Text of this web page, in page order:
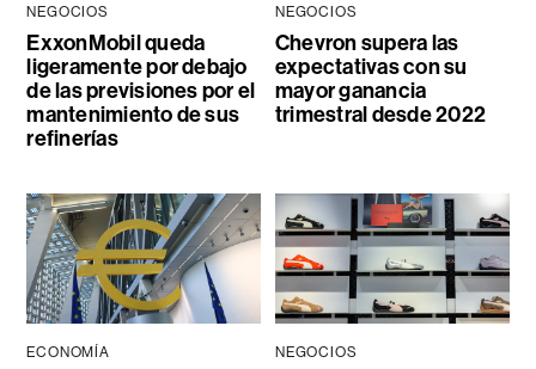
NEGOCIOS
ExxonMobil queda
ligeramente por debajo
de las previsiones por el
mantenimiento de sus
refinerías
NEGOCIOS
Chevron supera las
expectativas con su
mayor ganancia
trimestral desde 2022
ECONOMÍA NEGOCIOS